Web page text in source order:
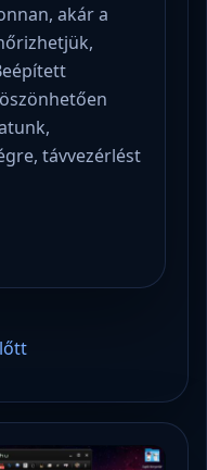
akár a
távvezérlést